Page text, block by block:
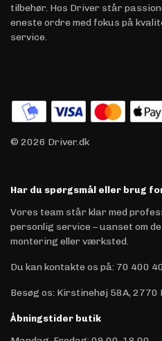
tilbehør. Hos Driver står
eneste ordre med fokus på
service.
© 2026 Driver.dk
Har du spørgsmål eller brug
Vores team står klar med
personlig service – uanset om
montering eller værksted.
Du kan kontakte os på: 70 400
Besøg os: Kirstinehøj 58A, 2770
Åbningstider butik